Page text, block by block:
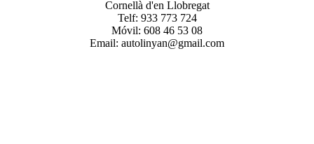
Cornellà d'en Llobregat
Telf: 933 773 724
Móvil: 608 46 53 08
Email: autolinyan@gmail.com